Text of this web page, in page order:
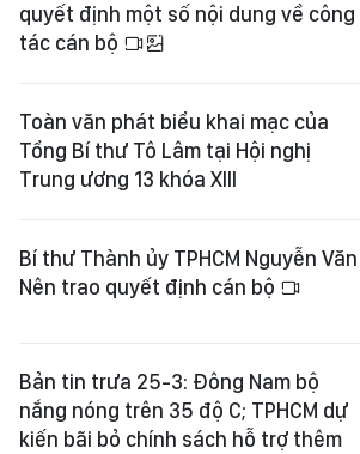
quyết định một số nội dung về công
tác cán bộ
Toàn văn phát biểu khai mạc của
Tổng Bí thư Tô Lâm tại Hội nghị
Trung ương 13 khóa XIII
Bí thư Thành ủy TPHCM Nguyễn Văn
Nên trao quyết định cán bộ
Bản tin trưa 25-3: Đông Nam bộ
nắng nóng trên 35 độ C; TPHCM dự
kiến bãi bỏ chính sách hỗ trợ thêm